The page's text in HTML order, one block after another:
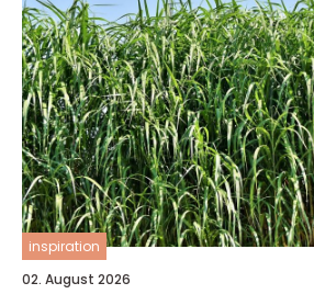
inspiration
02. August 2026